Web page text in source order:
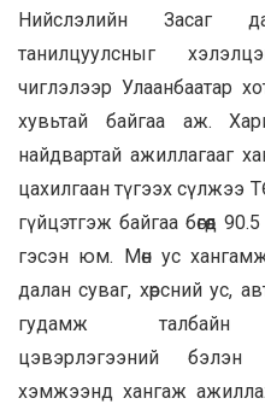
Нийслэлийн Засаг
танилцуулсныг
чиглэлээр Улаанбаатар
хувьтай байгаа аж.
найдвартай ажиллагааг
цахилгаан түгээх сүлжээ
гүйцэтгэж байгаа бөгөөд
гэсэн юм. Мөн ус
далан суваг, хөрсний ус,
гудамж талбайн
цэвэрлэгээний
бэлэн
хэмжээнд хангаж